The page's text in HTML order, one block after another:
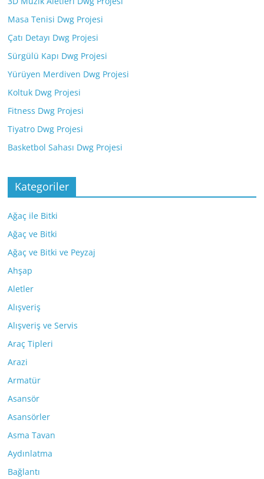
Masa Tenisi Dwg Projesi
Çatı Detayı Dwg Projesi
Sürgülü Kapı Dwg Projesi
Yürüyen Merdiven Dwg Projesi
Koltuk Dwg Projesi
Fitness Dwg Projesi
Tiyatro Dwg Projesi
Basketbol Sahası Dwg Projesi
Kategoriler
Ağaç ile Bitki
Ağaç ve Bitki
Ağaç ve Bitki ve Peyzaj
Ahşap
Aletler
Alışveriş
Alışveriş ve Servis
Araç Tipleri
Arazi
Armatür
Asansör
Asansörler
Asma Tavan
Aydınlatma
Bağlantı